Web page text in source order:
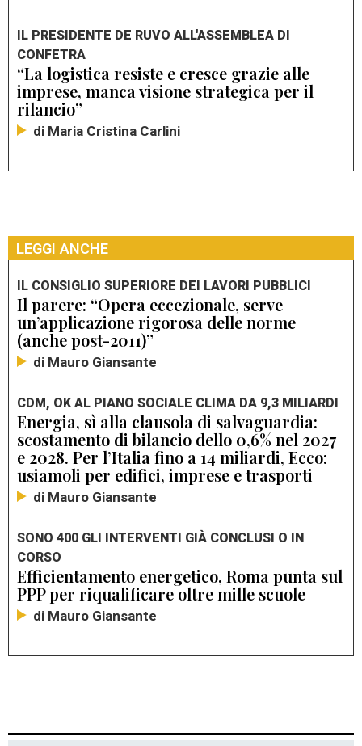
IL PRESIDENTE DE RUVO ALL'ASSEMBLEA DI
CONFETRA
“La logistica resiste e cresce grazie alle
imprese, manca visione strategica per il
rilancio”
di Maria Cristina Carlini
LEGGI ANCHE
IL CONSIGLIO SUPERIORE DEI LAVORI PUBBLICI
Il parere: “Opera eccezionale, serve
un’applicazione rigorosa delle norme
(anche post-2011)”
di Mauro Giansante
CDM, OK AL PIANO SOCIALE CLIMA DA 9,3 MILIARDI
Energia, sì alla clausola di salvaguardia:
scostamento di bilancio dello 0,6% nel 2027
e 2028. Per l’Italia fino a 14 miliardi, Ecco:
usiamoli per edifici, imprese e trasporti
di Mauro Giansante
SONO 400 GLI INTERVENTI GIÀ CONCLUSI O IN
CORSO
Efficientamento energetico, Roma punta sul
PPP per riqualificare oltre mille scuole
di Mauro Giansante